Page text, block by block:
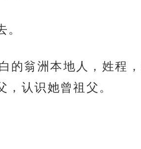
的翁洲本地人，姓程
认识她曾祖父。